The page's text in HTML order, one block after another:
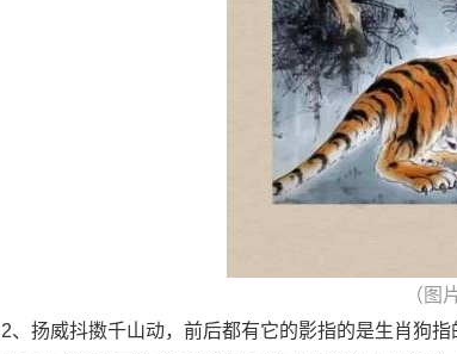
（图
2、扬威抖擞千山动，前后都有它的影指的是生肖狗